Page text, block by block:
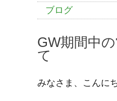
ブログ
GW期間中
て
みなさま、こんにち